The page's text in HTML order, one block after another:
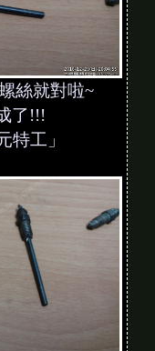
絲就對啦~
了!!!
特工」